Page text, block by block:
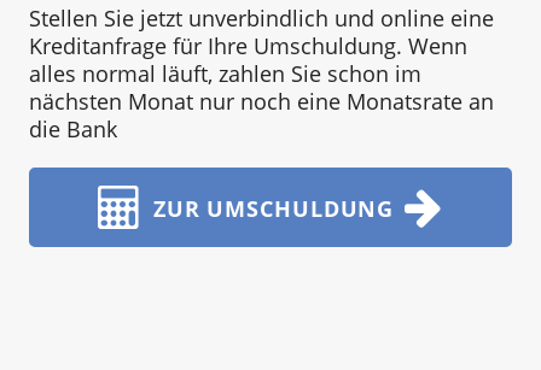
Stellen Sie jetzt unverbindlich und online eine
Kreditanfrage für Ihre Umschuldung. Wenn
alles normal läuft, zahlen Sie schon im
nächsten Monat nur noch eine Monatsrate an
die Bank
ZUR UMSCHULDUNG